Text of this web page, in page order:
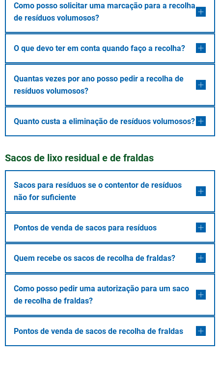
Como posso solicitar uma marcação para a recolha
de resíduos volumosos?
O que devo ter em conta quando faço a recolha?
Quantas vezes por ano posso pedir a recolha de
resíduos volumosos?
Quanto custa a eliminação de resíduos volumosos?
Sacos de lixo residual e de fraldas
Sacos para resíduos se o contentor de resíduos
não for suficiente
Pontos de venda de sacos para resíduos
Quem recebe os sacos de recolha de fraldas?
Como posso pedir uma autorização para um saco
de recolha de fraldas?
Pontos de venda de sacos de recolha de fraldas